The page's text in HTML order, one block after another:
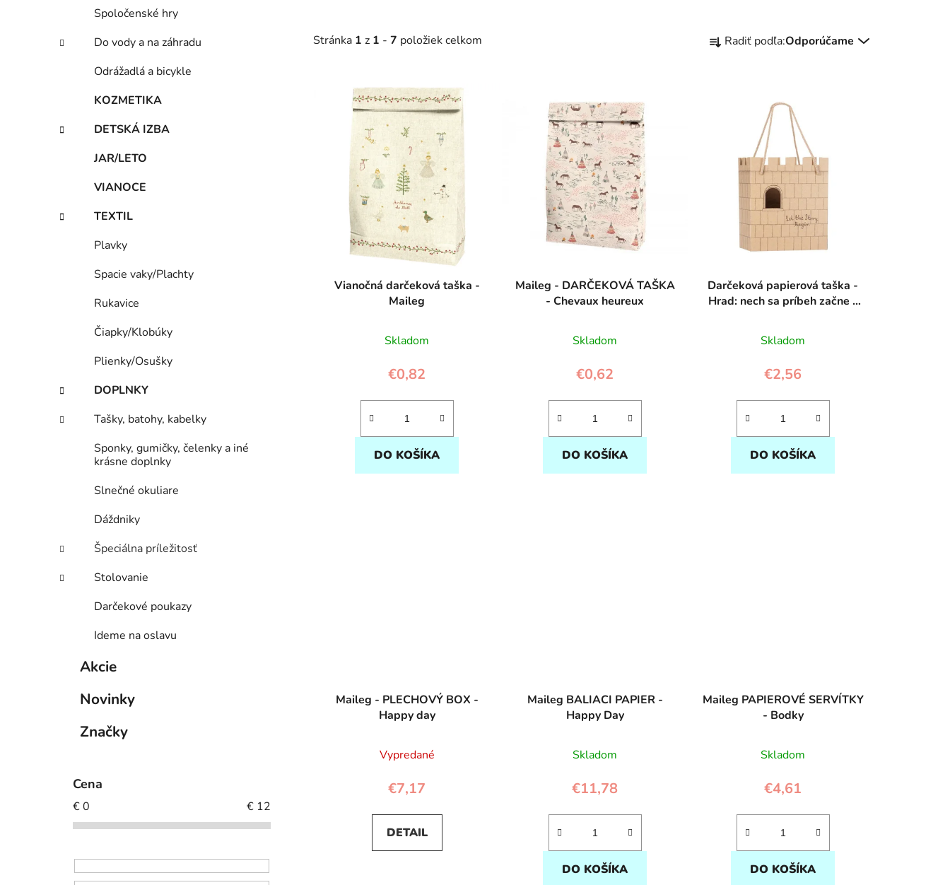
Spoločenské hry
Do vody a na záhradu
Odrážadlá a bicykle
KOZMETIKA
DETSKÁ IZBA
JAR/LETO
VIANOCE
TEXTIL
Plavky
Spacie vaky/Plachty
Rukavice
Čiapky/Klobúky
Plienky/Osušky
DOPLNKY
Tašky, batohy, kabelky
Sponky, gumičky, čelenky a iné
krásne doplnky
Slnečné okuliare
Dáždniky
Špeciálna príležitosť
Stolovanie
Darčekové poukazy
Ideme na oslavu
Akcie
Novinky
Značky
Cena
€0 € 12
Stránka 1 z 1 - 7 položiek celkom
a
o
v
Radiť podľa:Odporúčame
Vianočná darčeková taška -
Maileg
Skladom
€0,82
DO KOŠÍKA
Maileg - DARČEKOVÁ TAŠKA
- Chevaux heureux
Skladom
€0,62
DO KOŠÍKA
Darčeková papierová taška -
Hrad: nech sa príbeh začne -
Skladom
€2,56
DO KOŠÍKA
Maileg - PLECHOVÝ BOX -
Happy day
Vypredané
€7,17
DETAIL
Maileg BALIACI PAPIER -
Happy Day
Skladom
€11,78
DO KOŠÍKA
Maileg PAPIEROVÉ SERVÍTKY
- Bodky
Skladom
€4,61
DO KOŠÍKA